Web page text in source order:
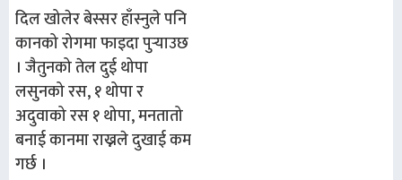
दिल खोलेर बेस्सर हाँस्नुले पनि
कानको रोगमा फाइदा पुर्‍याउछ
। जैतुनको तेल दुई थोपा
लसुनको रस, १ थोपा र
अदुवाको रस १ थोपा, मनतातो
बनाई कानमा राख्नले दुखाई कम
गर्छ ।